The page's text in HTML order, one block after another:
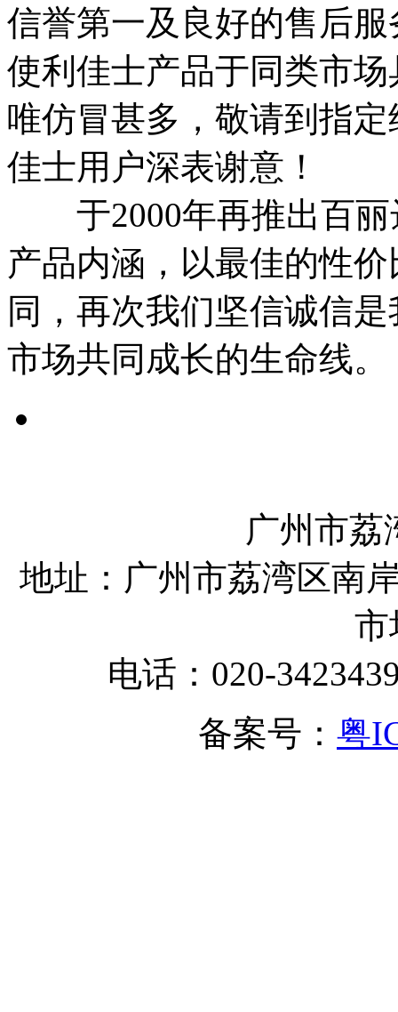
信誉第一及良好的售后
使利佳士产品于同类市
唯仿冒甚多，敬请到指
佳士用户深表谢意！
于2000年再推出百丽
产品内涵，以最佳的性
同，再次我们坚信诚信
市场共同成长的生命线。
广州市荔
地址：广州市荔湾区南
市
电话：020-
备案号： 粤